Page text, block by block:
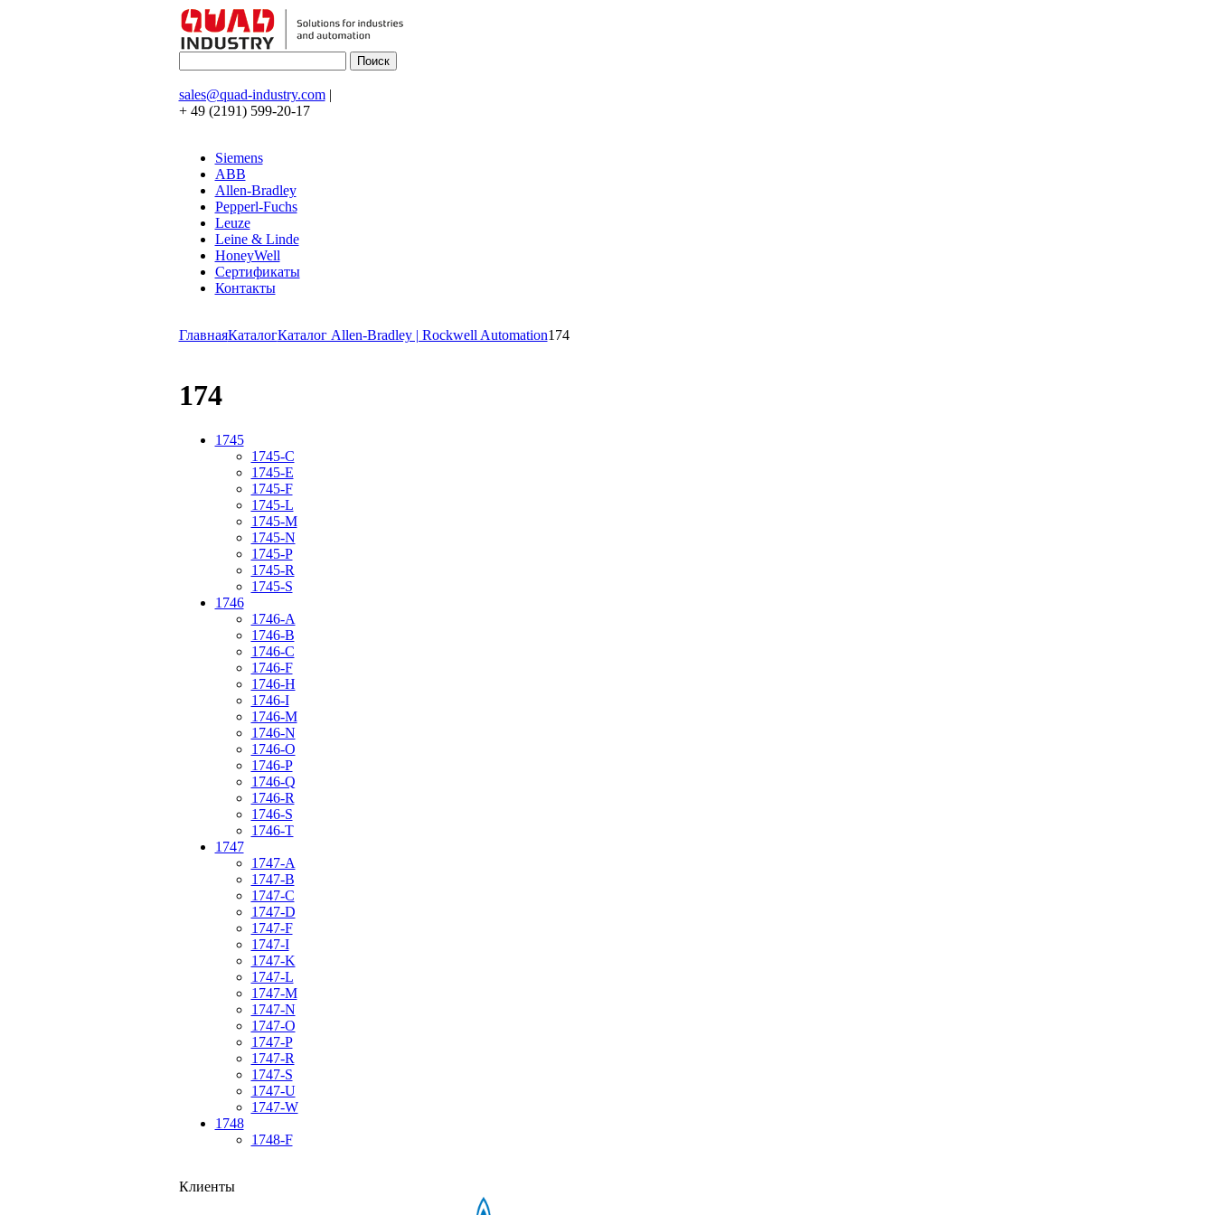
sales@quad-industry.com|
+ 49 (2191) 599-20-17
Siemens
ABB
Allen-Bradley
Pepperl-Fuchs
Leuze
Leine & Linde
HoneyWell
Сертификаты
Контакты
ГлавнаяКаталогКаталог Allen-Bradley | Rockwell Automation174
174
1745
1745-C
1745-E
1745-F
1745-L
1745-M
1745-N
1745-P
1745-R
1745-S
1746
1746-A
1746-B
1746-C
1746-F
1746-H
1746-I
1746-M
1746-N
1746-O
1746-P
1746-Q
1746-R
1746-S
1746-T
1747
1747-A
1747-B
1747-C
1747-D
1747-F
1747-I
1747-K
1747-L
1747-M
1747-N
1747-O
1747-P
1747-R
1747-S
1747-U
1747-W
1748
1748-F
Клиенты